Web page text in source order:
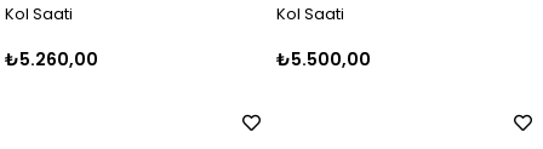
Kol Saati
₺5.260,00
Kol Saati
₺5.500,00